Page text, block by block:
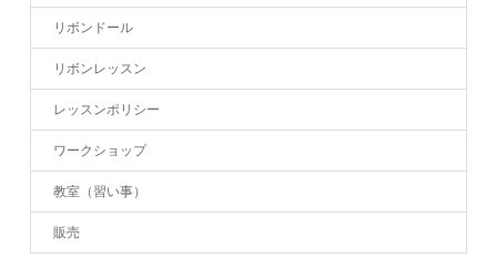
リボンドール
リボンレッスン
レッスンポリシー
ワークショップ
教室（習い事）
販売